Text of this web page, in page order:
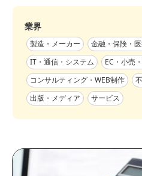
業界
製造・メーカー 金融・保険・
IT・通信・システム
EC・小売
コンサルティング・WEB制作
出版・メディア
サービス